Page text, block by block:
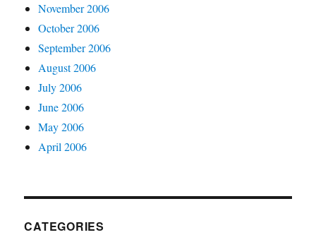
November 2006
October 2006
September 2006
August 2006
July 2006
June 2006
May 2006
April 2006
CATEGORIES